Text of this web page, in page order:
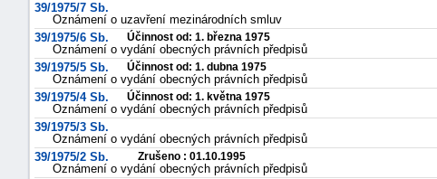
39/1975/7 Sb.
Oznámení o uzavření mezinárodních smluv
39/1975/6 Sb.
Účinnost od: 1. března 1975
Oznámení o vydání obecných právních předpisů
39/1975/5 Sb.
Účinnost od: 1. dubna 1975
Oznámení o vydání obecných právních předpisů
39/1975/4 Sb.
Účinnost od: 1. května 1975
Oznámení o vydání obecných právních předpisů
39/1975/3 Sb.
Oznámení o vydání obecných právních předpisů
39/1975/2 Sb.
Zrušeno : 01.10.1995
Oznámení o vydání obecných právních předpisů